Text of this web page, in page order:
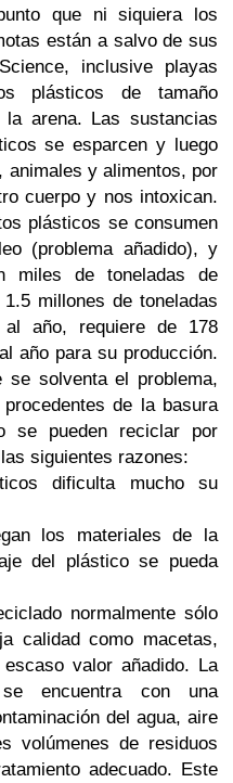
que ni siquiera los
están a salvo de sus
inclusive playas
plásticos de tamaño
arena. Las sustancias
se esparcen y luego
animales y alimentos, por
cuerpo y nos intoxican.
plásticos se consumen
(problema añadido), y
miles de toneladas de
millones de toneladas
año, requiere de 178
año para su producción.
solventa el problema,
de la basura
se pueden reciclar por
siguientes razones:
dificulta mucho su
los materiales de la
del plástico se pueda
normalmente sólo
calidad como macetas,
valor añadido. La
encuentra con una
del agua, aire
volúmenes de residuos
adecuado. Este